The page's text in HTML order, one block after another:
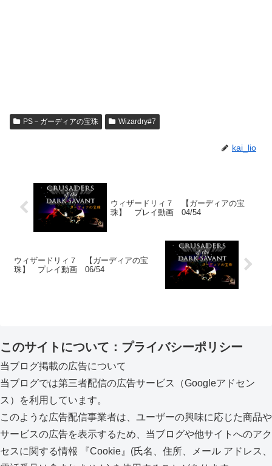
PS－ガーディアの宝珠 Wizardry#7
kai_lio
ウィザードリィ７ 【ガーディアの宝
珠】 プレイ動画 04/54
ウィザードリィ７ 【ガーディアの宝
珠】 プレイ動画 06/54
このサイトについて：プライバシーポリシー
当ブログ掲載の広告について
当ブログでは第三者配信の広告サービス（Googleアドセン
ス）を利用しています。
このような広告配信事業者は、ユーザーの興味に応じた商品や
サービスの広告を表示するため、当ブログや他サイトへのアク
セスに関する情報 『Cookie』(氏名、住所、メール アドレス、